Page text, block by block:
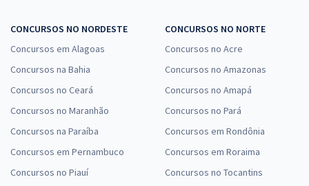
CONCURSOS NO NORDESTE
Concursos em Alagoas
Concursos na Bahia
Concursos no Ceará
Concursos no Maranhão
Concursos na Paraíba
Concursos em Pernambuco
Concursos no Piauí
CONCURSOS NO NORTE
Concursos no Acre
Concursos no Amazonas
Concursos no Amapá
Concursos no Pará
Concursos em Rondônia
Concursos em Roraima
Concursos no Tocantins